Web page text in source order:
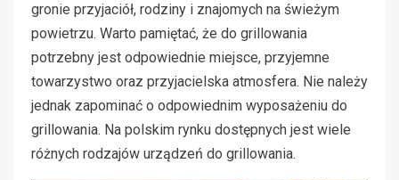
gronie przyjaciół, rodziny i znajomych na świeżym
powietrzu. Warto pamiętać, że do grillowania
potrzebny jest odpowiednie miejsce, przyjemne
towarzystwo oraz przyjacielska atmosfera. Nie należy
jednak zapominać o odpowiednim wyposażeniu do
grillowania. Na polskim rynku dostępnych jest wiele
różnych rodzajów urządzeń do grillowania.